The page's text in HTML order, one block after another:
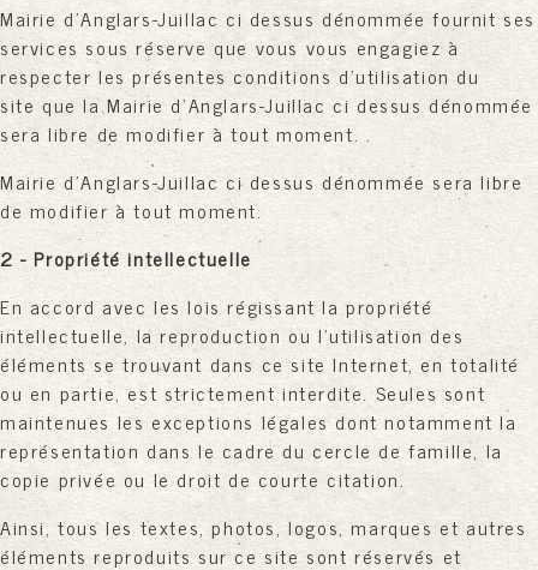
Mairie d'Anglars-Juillac ci dessus dénommée fournit ses
services sous réserve que vous vous engagiez à
respecter les présentes conditions d'utilisation du
site que la Mairie d'Anglars-Juillac ci dessus dénommée
sera libre de modifier à tout moment. .
Mairie d'Anglars-Juillac ci dessus dénommée sera libre
de modifier à tout moment.
2 - Propriété intellectuelle
En accord avec les lois régissant la propriété
intellectuelle, la reproduction ou l'utilisation des
éléments se trouvant dans ce site Internet, en totalité
ou en partie, est strictement interdite. Seules sont
maintenues les exceptions légales dont notamment la
représentation dans le cadre du cercle de famille, la
copie privée ou le droit de courte citation.
Ainsi, tous les textes, photos, logos, marques et autres
éléments reproduits sur ce site sont réservés et